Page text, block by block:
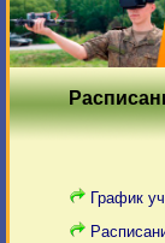
График